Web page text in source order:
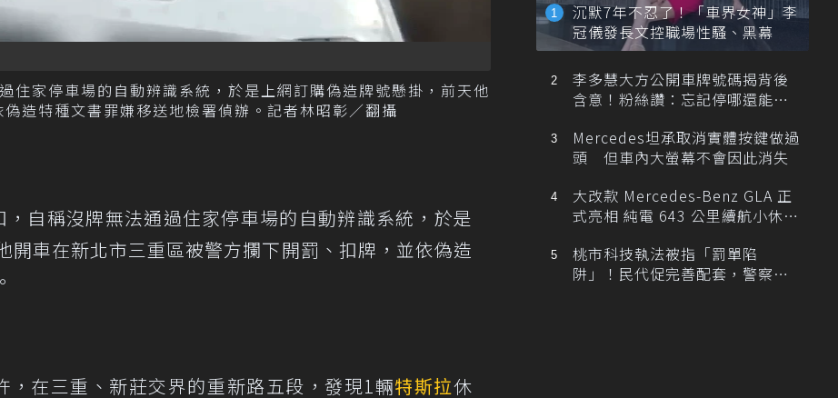
住家停車場的自動辨識系統，於是上網訂購偽造牌號懸掛，前天他
造特種文書罪嫌移送地檢署偵辦。記者林昭彰／翻攝
自稱沒牌無法通過住家停車場的自動辨識系統，於是
開車在新北市三重區被警方攔下開罰、扣牌，並依偽造
，在三重、新莊交界的重新路五段，發現1輛特斯拉休
沉默7年不忍了！「車界女神」李
冠儀發長文控職場性騷、黑幕
李多慧大方公開車牌號碼揭背後
含意！粉絲讚：忘記停哪還能幫
Mercedes坦承取消實體按鍵做過
頭 但車內大螢幕不會因此消失
大改款 Mercedes-Benz GLA 正
式亮相 純電 643 公里續航小休
桃市科技執法被指「罰單陷
阱」！民代促完善配套，警察局